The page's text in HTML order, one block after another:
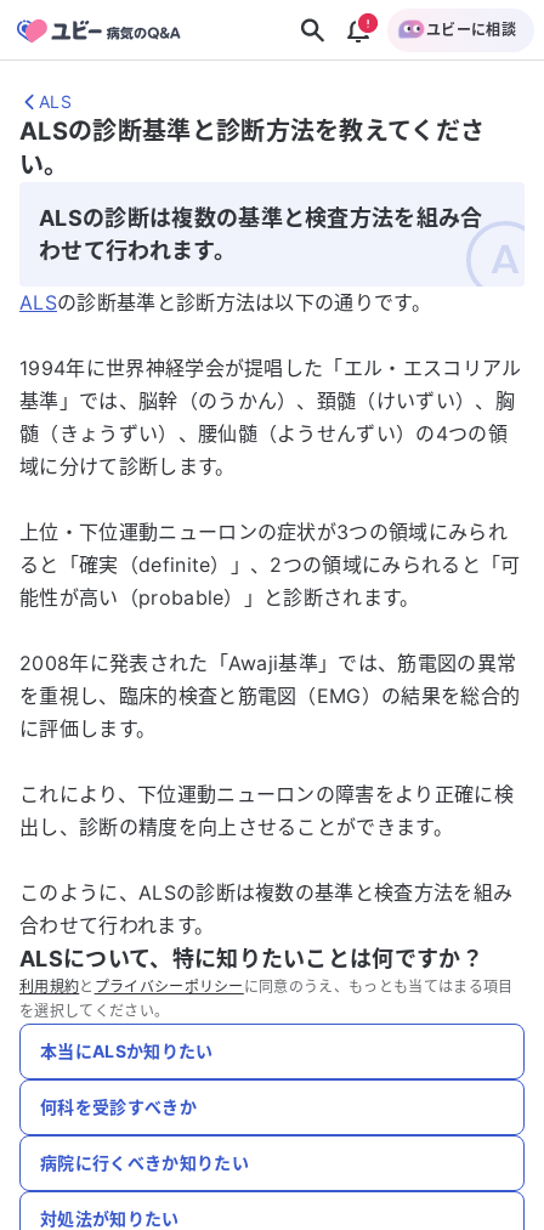
ユビーに相談
ALS
ALSの診断基準と診断方法を教えてくださ
い。
ALSの診断は複数の基準と検査方法を組み合
わせて行われます。
ALSの診断基準と診断方法は以下の通りです。
1994年に世界神経学会が提唱した「エル・エスコリアル
基準」では、脳幹（のうかん）、頚髄（けいずい）、胸
髄（きょうずい）、腰仙髄（ようせんずい）の4つの領
域に分けて診断します。
上位・下位運動ニューロンの症状が3つの領域にみられ
ると「確実（definite）」、2つの領域にみられると「可
能性が高い（probable）」と診断されます。
2008年に発表された「Awaji基準」では、筋電図の異常
を重視し、臨床的検査と筋電図（EMG）の結果を総合的
に評価します。
これにより、下位運動ニューロンの障害をより正確に検
出し、診断の精度を向上させることができます。
このように、ALSの診断は複数の基準と検査方法を組み
合わせて行われます。
ALSについて、特に知りたいことは何ですか？
利用規約と プライバシーポリシー に同意のうえ、もっとも当てはまる項目
を選択してください。
本当にALSか知りたい
何科を受診すべきか
病院に行くべきか知りたい
対処法が知りたい